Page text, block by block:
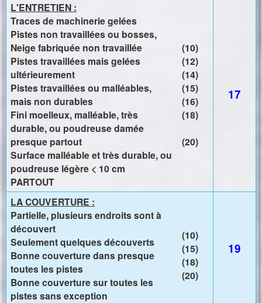
L'ENTRETIEN :
Traces de machinerie gelées
Pistes non travaillées ou bosses,
Neige fabriquée non travaillée
Pistes travaillées mais gelées
ultérieurement
Pistes travaillées ou malléables,
mais non durables
Fini moelleux, malléable, très
durable, ou poudreuse damée
presque partout
Surface malléable et très durable, ou
poudreuse légère < 10 cm
PARTOUT
(10)
(12)
(14)
(15)
(16)
(18)
(20)
17
LA COUVERTURE :
Partielle, plusieurs endroits sont à
découvert
Seulement quelques découverts
Bonne couverture dans presque
toutes les pistes
Bonne couverture sur toutes les
pistes sans exception
(10)
(15)
(18)
(20)
19